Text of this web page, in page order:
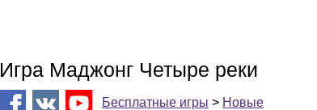
Игра Маджонг Четыре реки
Бесплатные игры > Новые